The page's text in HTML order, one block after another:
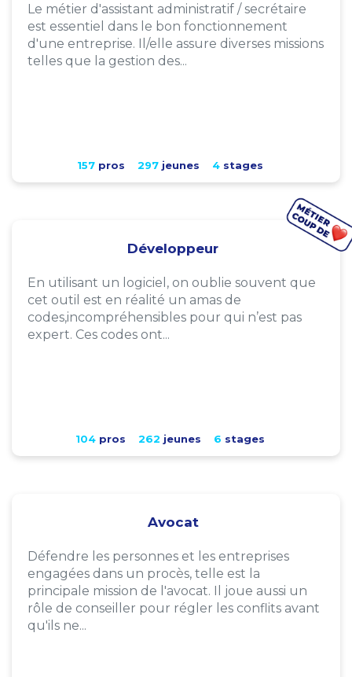
Le métier d'assistant administratif / secrétaire
est essentiel dans le bon fonctionnement
d'une entreprise. Il/elle assure diverses missions
telles que la gestion des...
157pros 297jeunes 4stages
Développeur
En utilisant un logiciel, on oublie souvent que
cet outil est en réalité un amas de
codes,incompréhensibles pour qui n’est pas
expert. Ces codes ont...
104pros 262 jeunes 6 stages
Avocat
Défendre les personnes et les entreprises
engagées dans un procès, telle est la
principale mission de l'avocat. Il joue aussi un
rôle de conseiller pour régler les conflits avant
qu'ils ne...